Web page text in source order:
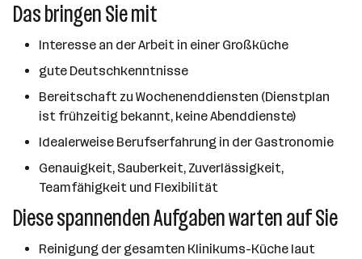
Das bringen Sie mit
Interesse an der Arbeit in einer Großküche
gute Deutschkenntnisse
Bereitschaft zu Wochenenddiensten (Dienstplan
ist frühzeitig bekannt, keine Abenddienste)
Idealerweise Berufserfahrung in der Gastronomie
Genauigkeit, Sauberkeit, Zuverlässigkeit,
Teamfähigkeit und Flexibilität
Diese spannenden Aufgaben warten auf Sie
Reinigung der gesamten Klinikums-Küche laut